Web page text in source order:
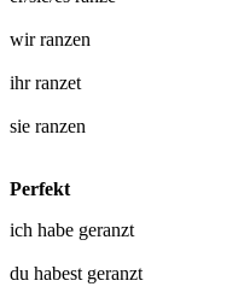
wirranzen
ihrranzet
sie ranzen
Perfekt
ich habe geranzt
du habest geranzt